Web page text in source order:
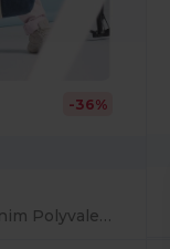
-36%
Sac de Voyage en Denim Polyvalent